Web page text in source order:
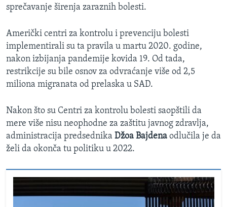
sprečavanje širenja zaraznih bolesti.
Američki centri za kontrolu i prevenciju bolesti
implementirali su ta pravila u martu 2020. godine,
nakon izbijanja pandemije kovida 19. Od tada,
restrikcije su bile osnov za odvraćanje više od 2,5
miliona migranata od prelaska u SAD.
Nakon što su Centri za kontrolu bolesti saopštili da
mere više nisu neophodne za zaštitu javnog zdravlja,
administracija predsednika Džoa Bajdena odlučila je da
želi da okonča tu politiku u 2022.